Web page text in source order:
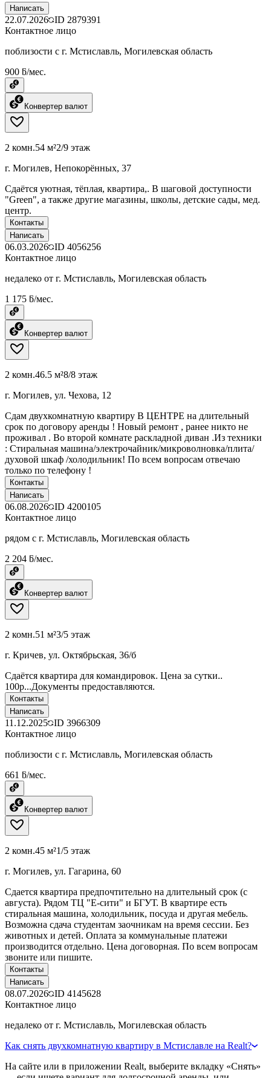
Написать
22.07.2026 ID 2879391
Контактное лицо
поблизости с г. Мстиславль, Могилевская область
900 ƃ/мес.
Конвертер валют
2 комн.54 м²2/9 этаж
г. Могилев, Непокорённых, 37
Сдаётся уютная, тёплая, квартира,. В шаговой доступности
"Green", а также другие магазины, школы, детские сады, мед.
центр.
Контакты
Написать
06.03.2026 ID 4056256
Контактное лицо
недалеко от г. Мстиславль, Могилевская область
1 175 ƃ/мес.
Конвертер валют
2 комн.46.5 м²8/8 этаж
г. Могилев, ул. Чехова, 12
Сдам двухкомнатную квартиру В ЦЕНТРЕ на длительный
срок по договору аренды ! Новый ремонт , ранее никто не
проживал . Во второй комнате раскладной диван .Из техники
: Стиральная машина/электрочайник/микроволновка/плита/
духовой шкаф /холодильник! По всем вопросам отвечаю
только по телефону !
Контакты
Написать
06.08.2026 ID 4200105
Контактное лицо
рядом с г. Мстиславль, Могилевская область
2 204 ƃ/мес.
Конвертер валют
2 комн.51 м²3/5 этаж
г. Кричев, ул. Октябрьская, 36/б
Сдаётся квартира для командировок. Цена за сутки..
100р...Документы предоставляются.
Контакты
Написать
11.12.2025 ID 3966309
Контактное лицо
поблизости с г. Мстиславль, Могилевская область
661 ƃ/мес.
Конвертер валют
2 комн.45 м²1/5 этаж
г. Могилев, ул. Гагарина, 60
Сдается квартира предпочтительно на длительный срок (с
августа). Рядом ТЦ "Е-сити" и БГУТ. В квартире есть
стиральная машина, холодильник, посуда и другая мебель.
Возможна сдача студентам заочникам на время сессии. Без
животных и детей. Оплата за коммунальные платежи
производится отдельно. Цена договорная. По всем вопросам
звоните или пишите.
Контакты
Написать
08.07.2026 ID 4145628
Контактное лицо
недалеко от г. Мстиславль, Могилевская область
Как снять двухкомнатную квартиру в Мстиславле на Realt?
На сайте или в приложении Realt, выберите вкладку «Снять»